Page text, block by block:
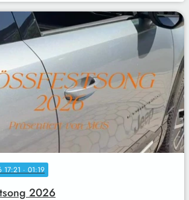
17:21 · 01:19
2026